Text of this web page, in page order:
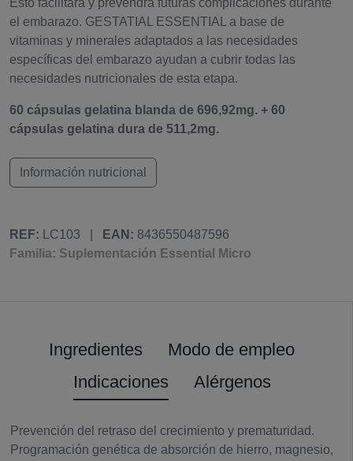
Esto facilitará y prevendrá futuras complicaciones durante
el embarazo. GESTATIAL ESSENTIAL a base de
vitaminas y minerales adaptados a las necesidades
específicas del embarazo ayudan a cubrir todas las
necesidades nutricionales de esta etapa.
60 cápsulas gelatina blanda de 696,92mg. + 60
cápsulas gelatina dura de 511,2mg.
Información nutricional
REF: LC103 EAN: 8436550487596
Familia: Suplementación Essential Micro
Ingredientes
Modo de empleo
Indicaciones
Alérgenos
Prevención del retraso del crecimiento y prematuridad.
Programación genética de absorción de hierro, magnesio,